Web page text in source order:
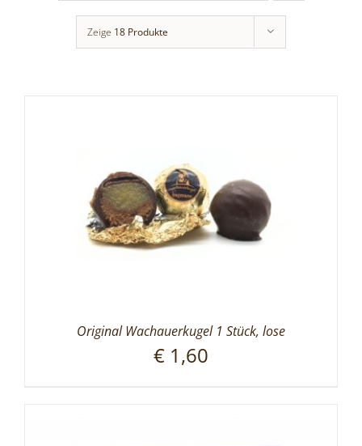
Zeige 18 Produkte
Original Wachauerkugel 1 Stück, lose
€ 1,60